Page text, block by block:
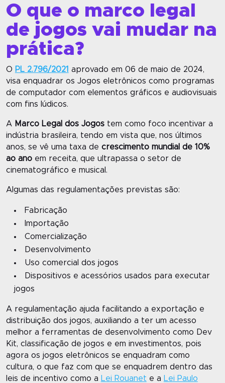
O que o marco legal
de jogos vai mudar na
prática?
O PL 2.796/2021 aprovado em 06 de maio de 2024,
visa enquadrar os Jogos eletrônicos como programas
de computador com elementos gráficos e audiovisuais
com fins lúdicos.
A Marco Legal dos Jogostem como foco incentivar a
indústria brasileira, tendo em vista que, nos últimos
anos, se vê uma taxa de crescimento mundial de 10%
ao anoem receita, que ultrapassa o setor de
cinematográfico e musical.
Algumas das regulamentações previstas são:
Fabricação
Importação
Comercialização
Desenvolvimento
Uso comercial dos jogos
Dispositivos e acessórios usados para executar
jogos
A regulamentação ajuda facilitando a exportação e
distribuição dos jogos, auxiliando a ter um acesso
melhor a ferramentas de desenvolvimento como Dev
Kit, classificação de jogos e em investimentos, pois
agora os jogos eletrônicos se enquadram como
cultura, o que faz com que se enquadrem dentro das
leis de incentivo como a Lei Rouanet e a Lei Paulo